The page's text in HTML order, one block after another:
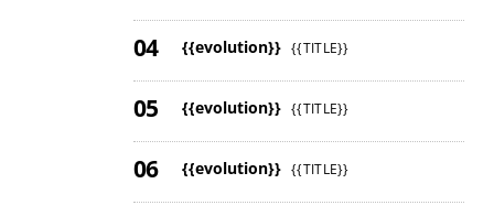
{{evolution}} {{TITLE}}
{{evolution}} {{TITLE}}
{{evolution}} {{TITLE}}